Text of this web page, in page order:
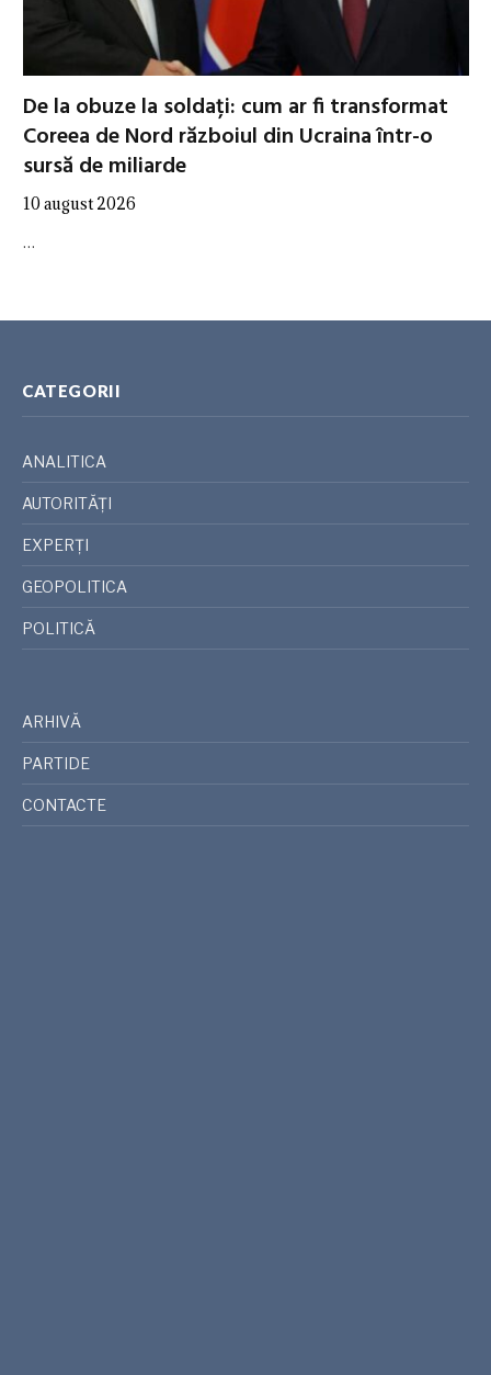
De la obuze la soldați: cum ar fi transformat
Coreea de Nord războiul din Ucraina într-o
sursă de miliarde
10 august 2026
…
CATEGORII
ANALITICA
AUTORITĂȚI
EXPERȚI
GEOPOLITICA
POLITICĂ
ARHIVĂ
PARTIDE
CONTACTE